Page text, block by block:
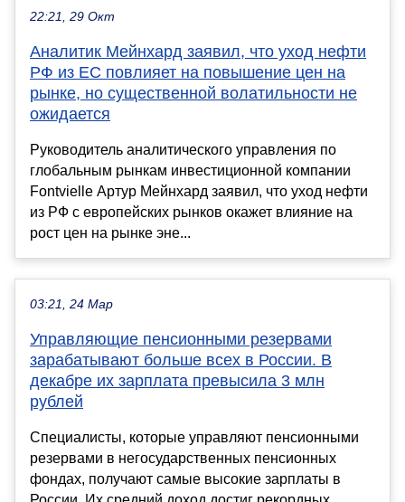
22:21, 29 Окт
Аналитик Мейнхард заявил, что уход нефти
РФ из ЕС повлияет на повышение цен на
рынке, но существенной волатильности не
ожидается
Руководитель аналитического управления по
глобальным рынкам инвестиционной компании
Fontvielle Артур Мейнхард заявил, что уход нефти
из РФ с европейских рынков окажет влияние на
рост цен на рынке эне...
03:21, 24 Мар
Управляющие пенсионными резервами
зарабатывают больше всех в России. В
декабре их зарплата превысила 3 млн
рублей
Специалисты, которые управляют пенсионными
резервами в негосударственных пенсионных
фондах, получают самые высокие зарплаты в